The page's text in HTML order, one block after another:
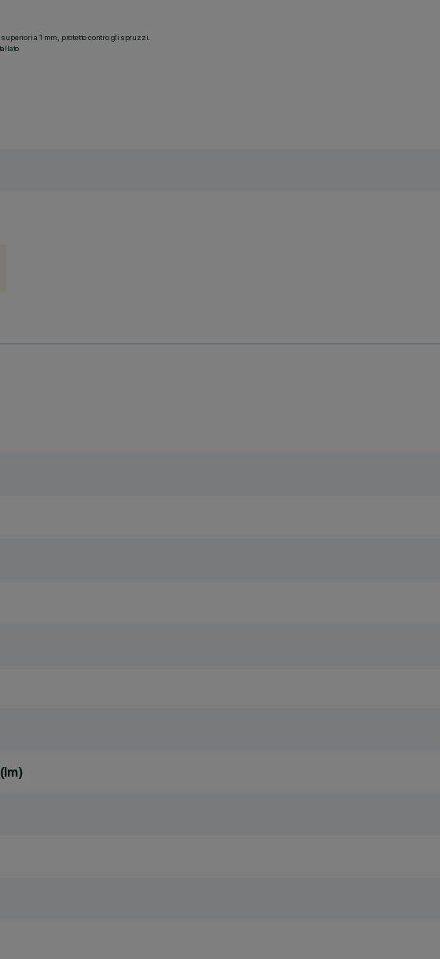
a 1 mm, protetto contro gli spruzzi.